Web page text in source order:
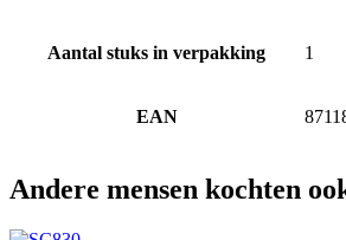
Aantal stuks in verpakking 1
EAN
Andere mensen kochten